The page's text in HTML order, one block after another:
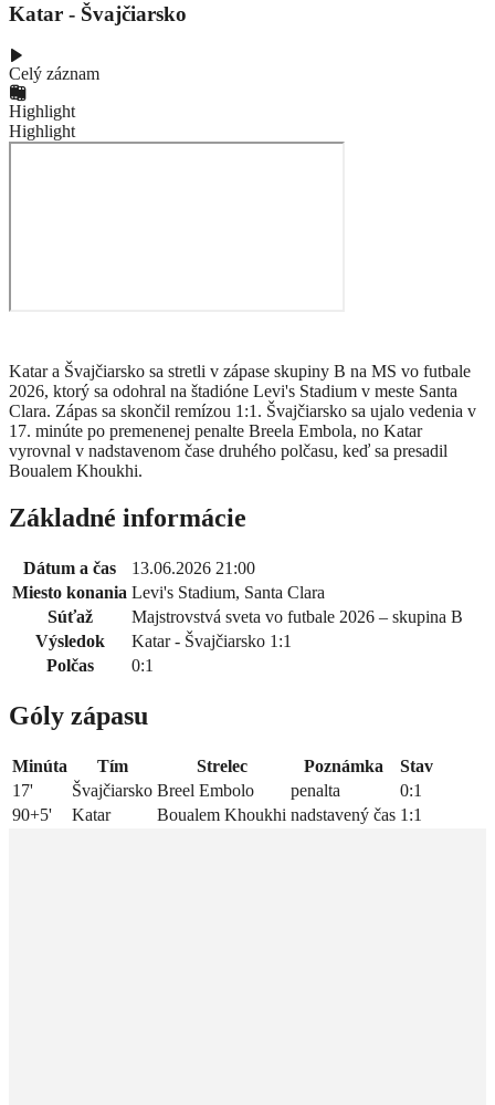
Katar - Švajčiarsko
Celý záznam
Highlight
Highlight
Katar a Švajčiarsko sa stretli v zápase skupiny B na MS vo futbale
2026, ktorý sa odohral na štadióne Levi's Stadium v meste Santa
Clara. Zápas sa skončil remízou 1:1. Švajčiarsko sa ujalo vedenia v
17. minúte po premenenej penalte Breela Embola, no Katar
vyrovnal v nadstavenom čase druhého polčasu, keď sa presadil
Boualem Khoukhi.
Základné informácie
Dátum a čas
13.06.2026 21:00
Miesto konania Levi's Stadium, Santa Clara
Súťaž
Majstrovstvá sveta vo futbale 2026 – skupina B
Výsledok
Katar - Švajčiarsko 1:1
Polčas
0:1
Góly zápasu
Minúta Tím Strelec Poznámka
Stav
17'
Švajčiarsko Breel Embolo penalta
0:1
90+5'
Katar Boualem Khoukhi nadstavený čas 1:1